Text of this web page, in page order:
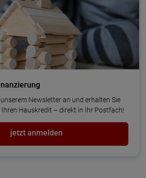
Newsletter an und erhalten Sie
Haus­kredit – direkt in Ihr Postfach!
jetzt anmelden